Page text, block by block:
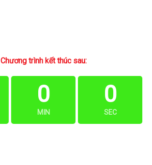
Chương trình kết thúc sau:
0
MIN
0
SEC